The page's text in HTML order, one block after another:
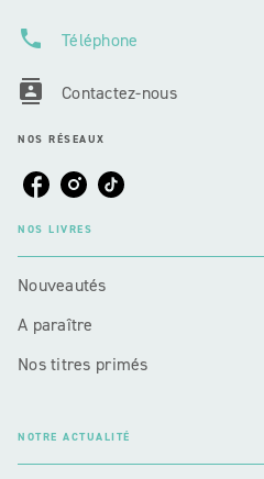
phone Téléphone
contacts Contactez-nous
NOS RÉSEAUX
NOS LIVRES
Nouveautés
A paraître
Nos titres primés
NOTRE ACTUALITÉ